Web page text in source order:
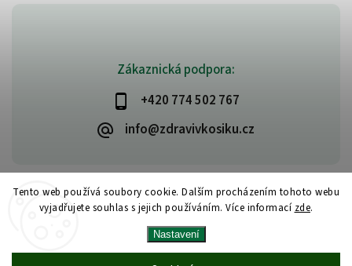
Tento web používá soubory cookie. Dalším procházením tohoto webu
vyjadřujete souhlas s jejich používáním. Více informací zde.
Nastavení
Zákaznická podpora:
+420 774 502 767
info@zdravivkosiku.cz
www.zdravivkosiku.cz
Upravit nastavení cookies